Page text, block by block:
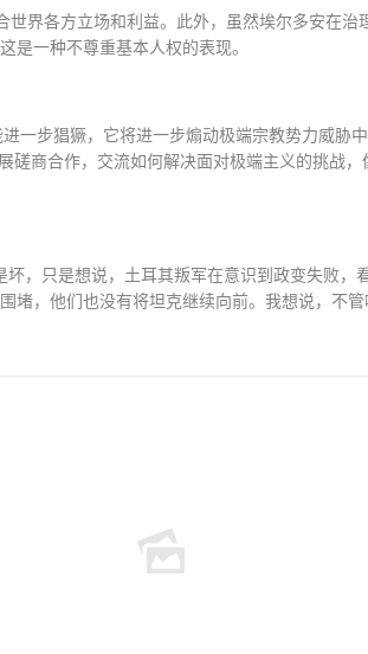
界各方立场和利益。此外，虽然埃尔多安在
是一种不尊重基本人权的表现。
一步猖獗，它将进一步煽动极端宗教势力威胁
磋商合作，交流如何解决面对极端主义的挑战
坏，只是想说，土耳其叛军在意识到政变失败
，他们也没有将坦克继续向前。我想说，不